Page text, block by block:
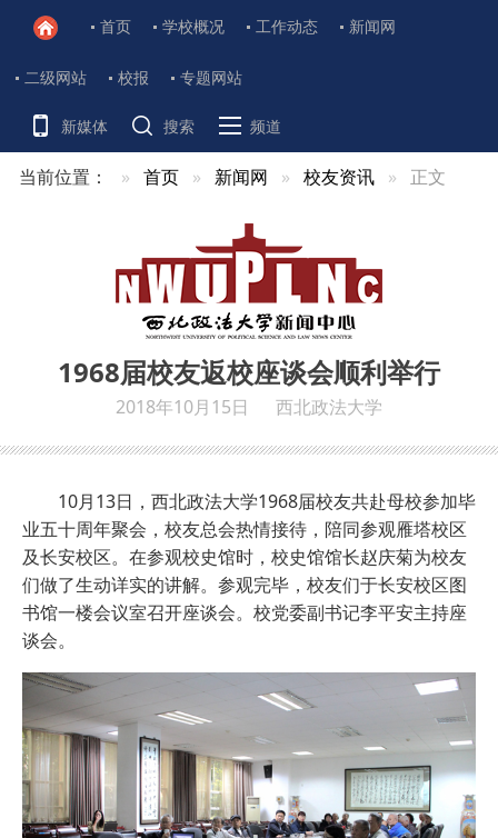
首页 学校概况 工作动态 新闻网
二级网站 校报 专题网站
新媒体 搜索 频道
当前位置： 首页 新闻网 校友资讯 正文
1968届校友返校座谈会顺利举行
2018年10月15日 西北政法大学
10月13日，西北政法大学1968届校友共赴母校参加毕
业五十周年聚会，校友总会热情接待，陪同参观雁塔校区
及长安校区。在参观校史馆时，校史馆馆长赵庆菊为校友
们做了生动详实的讲解。参观完毕，校友们于长安校区图
书馆一楼会议室召开座谈会。校党委副书记李平安主持座
谈会。